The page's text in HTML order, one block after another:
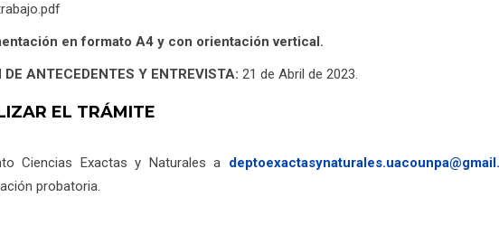
en formato A4 y con orientación vertical.
ANTECEDENTES Y ENTREVISTA: 21 de Abril de 2023.
EL TRÁMITE
Ciencias Exactas y Naturales a
probatoria.